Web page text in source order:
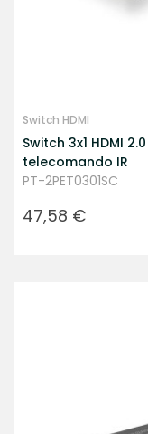
Switch HDMI
Switch 3x1 HDMI
telecomando IR
PT-2PET0301SC
Prezzo
47,58 €